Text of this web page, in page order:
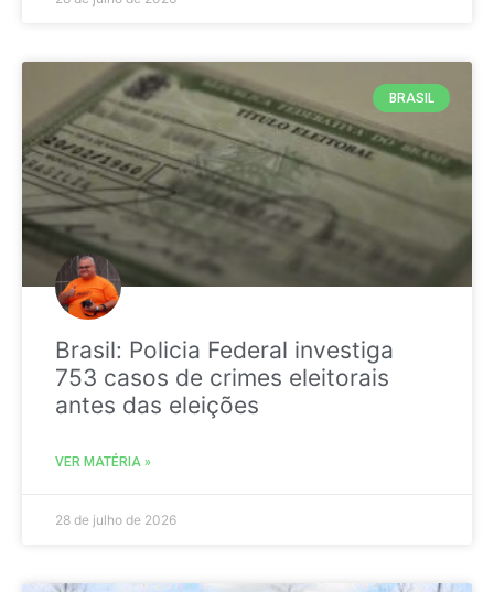
BRASIL
Brasil: Policia Federal investiga
753 casos de crimes eleitorais
antes das eleições
VER MATÉRIA »
28 de julho de 2026